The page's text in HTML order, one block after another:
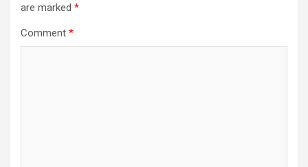
are marked *
Comment *